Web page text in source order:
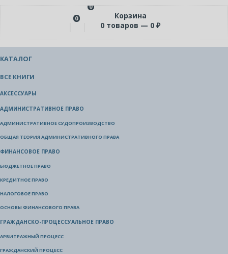
0
0
Корзина
0 товаров — 0 ₽
КАТАЛОГ
ВСЕ КНИГИ
АКСЕССУАРЫ
АДМИНИСТРАТИВНОЕ ПРАВО
АДМИНИСТРАТИВНОЕ СУДОПРОИЗВОДСТВО
ОБЩАЯ ТЕОРИЯ АДМИНИСТРАТИВНОГО ПРАВА
ФИНАНСОВОЕ ПРАВО
БЮДЖЕТНОЕ ПРАВО
КРЕДИТНОЕ ПРАВО
НАЛОГОВОЕ ПРАВО
ОСНОВЫ ФИНАНСОВОГО ПРАВА
ГРАЖДАНСКО-ПРОЦЕССУАЛЬНОЕ ПРАВО
АРБИТРАЖНЫЙ ПРОЦЕСС
ГРАЖДАНСКИЙ ПРОЦЕСС